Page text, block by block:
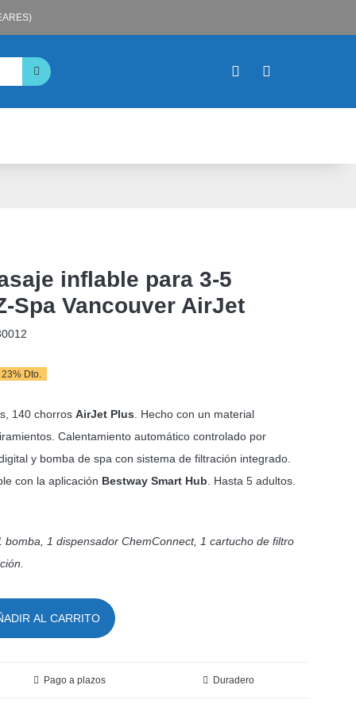
inflable para 3-5
Spa Vancouver AirJet
€.
€.
23% Dto.
140 chorros AirJet Plus . Hecho con un material
Calentamiento automático controlado por
y bomba de spa con sistema de filtración integrado.
con la aplicación Bestway Smart Hub . Hasta 5 adultos.
bomba, 1 dispensador ChemConnect, 1 cartucho de filtro
AL CARRITO
Pago a plazos Duradero